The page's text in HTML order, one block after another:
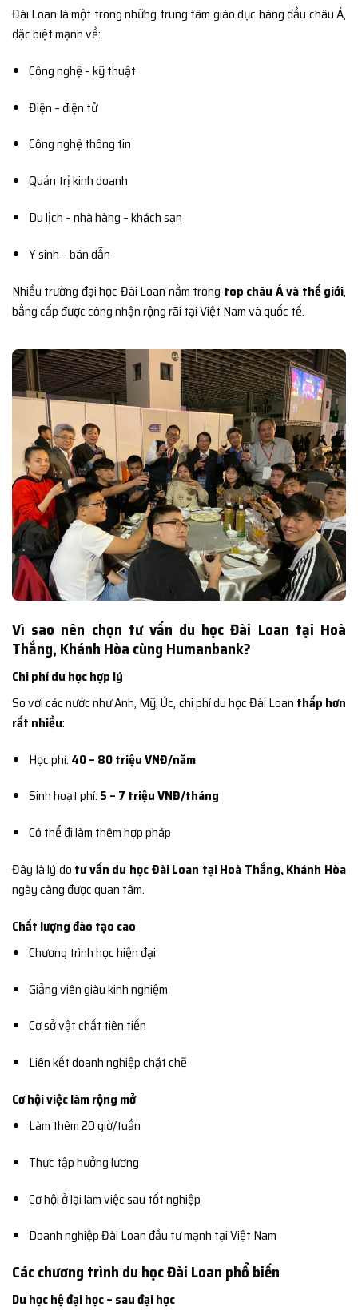
Đài Loan là một trong những trung tâm giáo dục hàng đầu châu Á,
đặc biệt mạnh về:
Công nghệ – kỹ thuật
Điện – điện tử
Công nghệ thông tin
Quản trị kinh doanh
Du lịch – nhà hàng – khách sạn
Y sinh – bán dẫn
Nhiều trường đại học Đài Loan nằm trong top châu Á và thế giới,
bằng cấp được công nhận rộng rãi tại Việt Nam và quốc tế.
Vì sao nên chọn tư vấn du học Đài Loan tại Hoà
Thắng, Khánh Hòa cùng Humanbank?
Chi phí du học hợp lý
So với các nước như Anh, Mỹ, Úc, chi phí du học Đài Loan thấp hơn
rất nhiều:
Học phí: 40 – 80 triệu VNĐ/năm
Sinh hoạt phí: 5 – 7 triệu VNĐ/tháng
Có thể đi làm thêm hợp pháp
Đây là lý do tư vấn du học Đài Loan tại Hoà Thắng, Khánh Hòa
ngày càng được quan tâm.
Chất lượng đào tạo cao
Chương trình học hiện đại
Giảng viên giàu kinh nghiệm
Cơ sở vật chất tiên tiến
Liên kết doanh nghiệp chặt chẽ
Cơ hội việc làm rộng mở
Làm thêm 20 giờ/tuần
Thực tập hưởng lương
Cơ hội ở lại làm việc sau tốt nghiệp
Doanh nghiệp Đài Loan đầu tư mạnh tại Việt Nam
Các chương trình du học Đài Loan phổ biến
Du học hệ đại học – sau đại học